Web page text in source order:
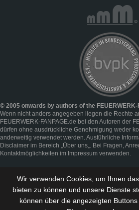
© 2005 onwards by authors of the FEUERWERK-
Wenn nicht anders angegeben liegen die Rechte
FEUERWERK-FANPAGE.de bei den Autoren der
dürfen ohne ausdrückliche Genehmigung weder
anderweitig verwendet werden. Ausführliche
Disclaimer im Bereich „ Über uns „. Bei Fragen,
Kontaktmöglichkeiten im Impressum verwenden.
Wir verwenden Cookies, um Ihnen
bieten zu können und unsere Dienste
können über die angezeigten